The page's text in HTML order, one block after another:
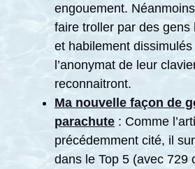
engouement.
faire troller par des gens
et habilement
l’anonymat de leur
reconnaitront.
Ma nouvelle façon de
parachute : Comme
précédemment cité, il
dans le Top 5 (avec 729